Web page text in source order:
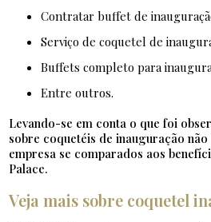
contratar buffet de
serviço de coquetel de
buffets completo para
entre outros.
Levando-se em conta o que foi
sobre coquetéis de inauguração
empresa se comparados aos
Palace.
Veja mais sobre coquetel